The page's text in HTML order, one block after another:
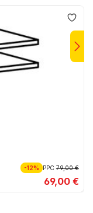
-12% PPC79,00 €
69,00 €